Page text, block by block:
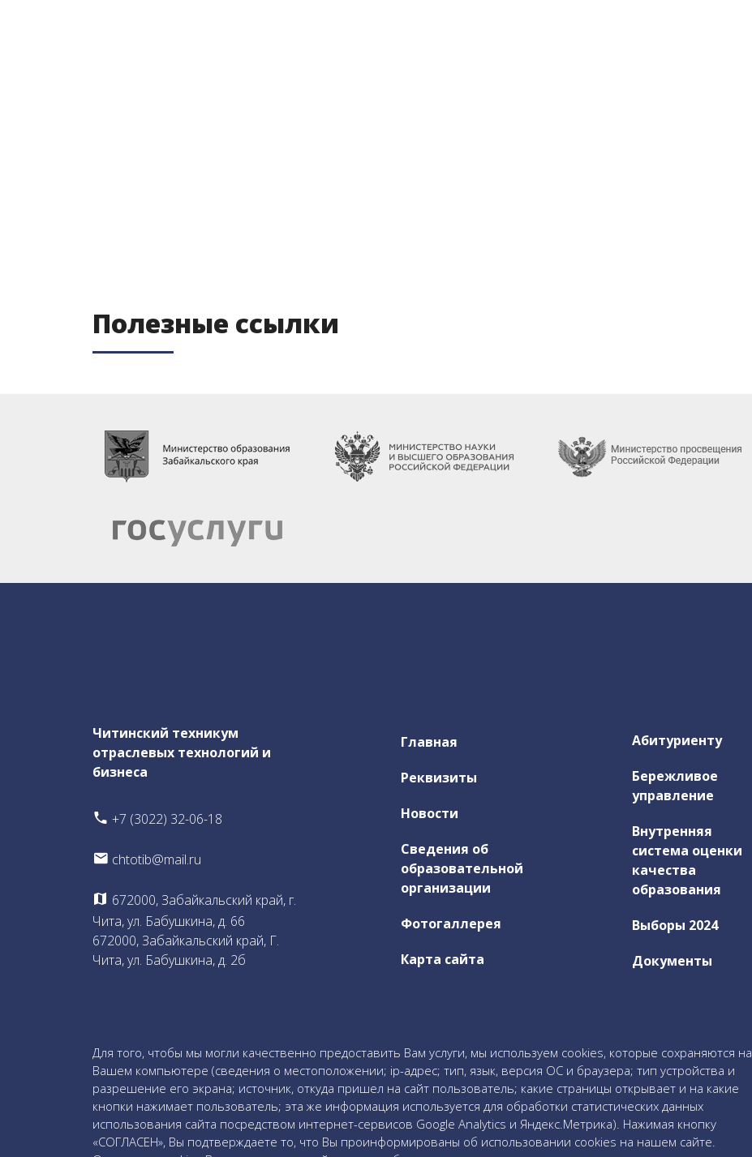
Полезные ссылки
Читинский техникум
отраслевых технологий и
бизнеса
+7 (3022) 32-06-18
chtotib@mail.ru
672000, Забайкальский край, г.
Чита, ул. Бабушкина, д. 66
672000, Забайкальский край, Г.
Чита, ул. Бабушкина, д. 2б
Главная
Реквизиты
Новости
Сведения об
образовательной
организации
Фотогаллерея
Карта сайта
Абитуриенту
Бережливое
управление
Внутренняя
система оценки
качества
образования
Выборы 2024
Документы
Для того, чтобы мы могли качественно предоставить Вам услуги, мы используем cookies, которые сохраняются на
Вашем компьютере (сведения о местоположении; ip-адрес; тип, язык, версия ОС и браузера; тип устройства и
разрешение его экрана; источник, откуда пришел на сайт пользователь; какие страницы открывает и на какие
кнопки нажимает пользователь; эта же информация используется для обработки статистических данных
использования сайта посредством интернет-сервисов Google Analytics и Яндекс.Метрика). Нажимая кнопку
«СОГЛАСЕН», Вы подтверждаете то, что Вы проинформированы об использовании cookies на нашем сайте.